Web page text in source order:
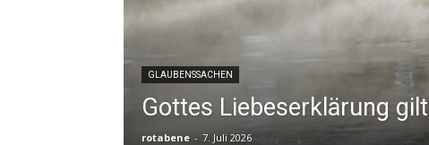
GLAUBENSSACHEN
Gottes Liebeserklärung gilt
rotabene - 7. Juli 2026